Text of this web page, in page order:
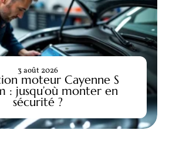
moteur Cayenne S
: jusqu’où monter en
sécurité ?
3 août 2026